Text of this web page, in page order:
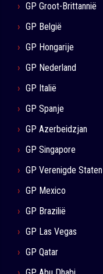
GP Groot-Brittannië
GP België
GP Hongarije
GP Nederland
GP Italië
GP Spanje
GP Azerbeidzjan
GP Singapore
GP Verenigde Staten
GP Mexico
GP Brazilië
GP Las Vegas
GP Qatar